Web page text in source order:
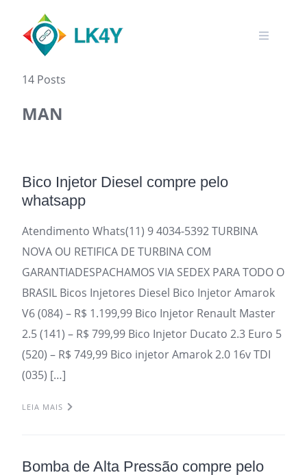
content
14 Posts
MAN
Bico Injetor Diesel compre pelo
whatsapp
Atendimento Whats(11) 9 4034-5392 TURBINA
NOVA OU RETIFICA DE TURBINA COM
GARANTIADESPACHAMOS VIA SEDEX PARA TODO O
BRASIL Bicos Injetores Diesel Bico Injetor Amarok
V6 (084) – R$ 1.199,99 Bico Injetor Renault Master
2.5 (141) – R$ 799,99 Bico Injetor Ducato 2.3 Euro 5
(520) – R$ 749,99 Bico injetor Amarok 2.0 16v TDI
(035) […]
LEIA MAIS
Bomba de Alta Pressão compre pelo